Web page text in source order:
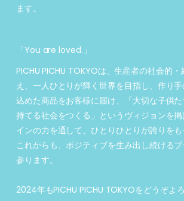
ます。
「You are loved.」
PICHU PICHU TOKYOは、生産者の社会的
え、一人ひとりが輝く世界を目指し、作り
込めた商品をお客様に届け、「大切な子供
持てる社会をつくる」というヴィジョンを
インの力を通して、ひとりひとりが誇りをも
これからも、ポジティブを生み出し続ける
参ります。
2024年もPICHU PICHU TOKYOをどうぞよ